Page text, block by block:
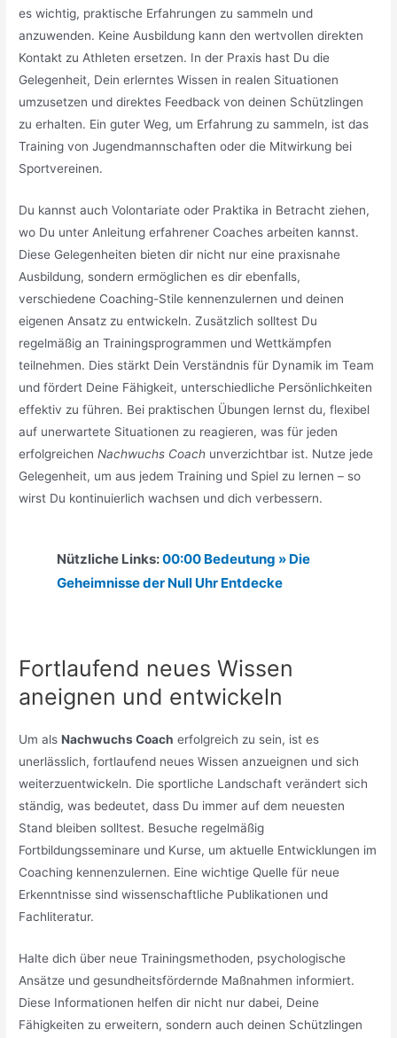
es wichtig, praktische Erfahrungen zu sammeln und
anzuwenden. Keine Ausbildung kann den wertvollen direkten
Kontakt zu Athleten ersetzen. In der Praxis hast Du die
Gelegenheit, Dein erlerntes Wissen in realen Situationen
umzusetzen und direktes Feedback von deinen Schützlingen
zu erhalten. Ein guter Weg, um Erfahrung zu sammeln, ist das
Training von Jugendmannschaften oder die Mitwirkung bei
Sportvereinen.
Du kannst auch Volontariate oder Praktika in Betracht ziehen,
wo Du unter Anleitung erfahrener Coaches arbeiten kannst.
Diese Gelegenheiten bieten dir nicht nur eine praxisnahe
Ausbildung, sondern ermöglichen es dir ebenfalls,
verschiedene Coaching-Stile kennenzulernen und deinen
eigenen Ansatz zu entwickeln. Zusätzlich solltest Du
regelmäßig an Trainingsprogrammen und Wettkämpfen
teilnehmen. Dies stärkt Dein Verständnis für Dynamik im Team
und fördert Deine Fähigkeit, unterschiedliche Persönlichkeiten
effektiv zu führen. Bei praktischen Übungen lernst du, flexibel
auf unerwartete Situationen zu reagieren, was für jeden
erfolgreichenNachwuchs Coach unverzichtbar ist. Nutze jede
Gelegenheit, um aus jedem Training und Spiel zu lernen – so
wirst Du kontinuierlich wachsen und dich verbessern.
Nützliche Links:00:00 Bedeutung » Die
Geheimnisse der Null Uhr Entdecke
Fortlaufend neues Wissen
aneignen und entwickeln
Um alsNachwuchs Coach erfolgreich zu sein, ist es
unerlässlich, fortlaufend neues Wissen anzueignen und sich
weiterzuentwickeln. Die sportliche Landschaft verändert sich
ständig, was bedeutet, dass Du immer auf dem neuesten
Stand bleiben solltest. Besuche regelmäßig
Fortbildungsseminare und Kurse, um aktuelle Entwicklungen im
Coaching kennenzulernen. Eine wichtige Quelle für neue
Erkenntnisse sind wissenschaftliche Publikationen und
Fachliteratur.
Halte dich über neue Trainingsmethoden, psychologische
Ansätze und gesundheitsfördernde Maßnahmen informiert.
Diese Informationen helfen dir nicht nur dabei, Deine
Fähigkeiten zu erweitern, sondern auch deinen Schützlingen